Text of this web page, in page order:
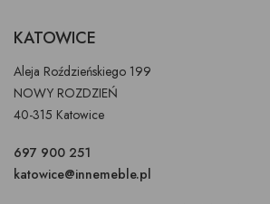
KATOWICE
Aleja Roździeńskiego 199
NOWY ROZDZIEŃ
40-315 Katowice
697 900 251
katowice@innemeble.pl